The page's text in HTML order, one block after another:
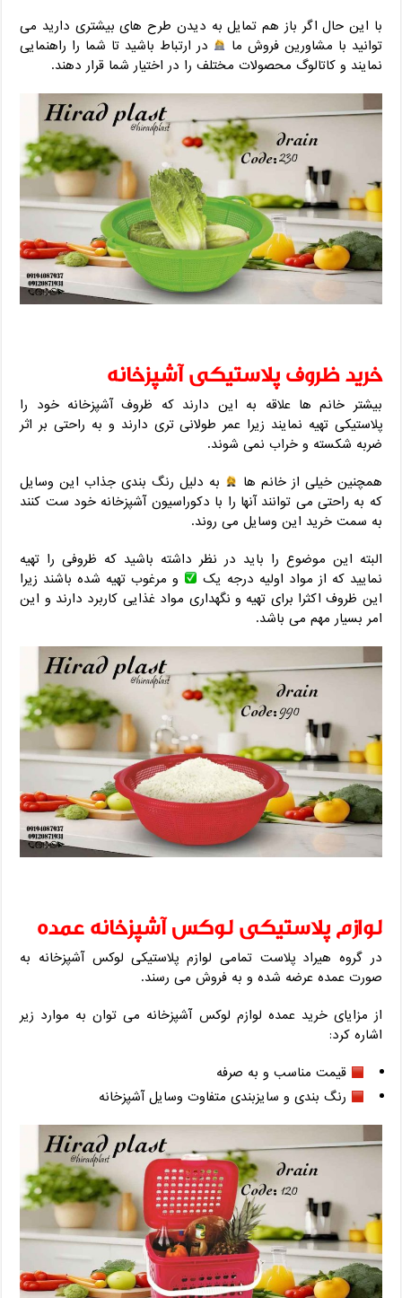
با این حال اگر باز هم تمایل به دیدن طرح های بیشتری دارید می
توانید با مشاورین فروش ما
در ارتباط باشید تا شما را راهنمایی
نمایند و کاتالوگ محصولات مختلف را در اختیار شما قرار دهند.
خرید ظروف پلاستیکی آشپزخانه
بیشتر خانم ها علاقه به این دارند که ظروف آشپزخانه خود را
پلاستیکی تهیه نمایند زیرا عمر طولانی تری دارند و به راحتی بر اثر
ضربه شکسته و خراب نمی شوند.
همچنین خیلی از خانم ها
به دلیل رنگ بندی جذاب این وسایل
که به راحتی می توانند آنها را با دکوراسیون آشپزخانه خود ست کنند
به سمت خرید این وسایل می روند.
البته این موضوع را باید در نظر داشته باشید که ظروفی را تهیه
نمایید که از مواد اولیه درجه یک
و مرغوب تهیه شده باشند زیرا
این ظروف اکثرا برای تهیه و نگهداری مواد غذایی کاربرد دارند و این
امر بسیار مهم می باشد.
لوازم پلاستیکی لوکس آشپزخانه عمده
در گروه هیراد پلاست تمامی لوازم پلاستیکی لوکس آشپزخانه به
صورت عمده عرضه شده و به فروش می رسند.
از مزایای خرید عمده لوازم لوکس آشپزخانه می توان به موارد زیر
اشاره کرد:
قیمت مناسب و به صرفه
رنگ بندی و سایزبندی متفاوت وسایل آشپزخانه